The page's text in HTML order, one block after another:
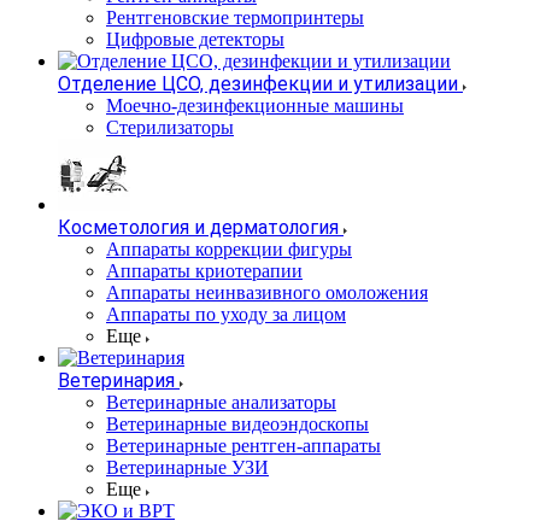
Рентгеновские термопринтеры
Цифровые детекторы
Отделение ЦСО, дезинфекции и утилизации
Моечно-дезинфекционные машины
Стерилизаторы
Косметология и дерматология
Аппараты коррекции фигуры
Аппараты криотерапии
Аппараты неинвазивного омоложения
Аппараты по уходу за лицом
Еще
Ветеринария
Ветеринарные анализаторы
Ветеринарные видеоэндоскопы
Ветеринарные рентген-аппараты
Ветеринарные УЗИ
Еще